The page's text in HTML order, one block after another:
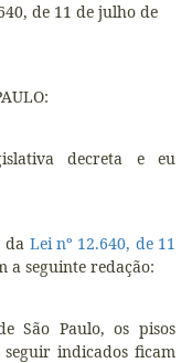
de 11 de julho de
decreta e eu
da Lei nº 12.640, de 11
a seguinte redação:
São Paulo, os pisos
indicados ficam